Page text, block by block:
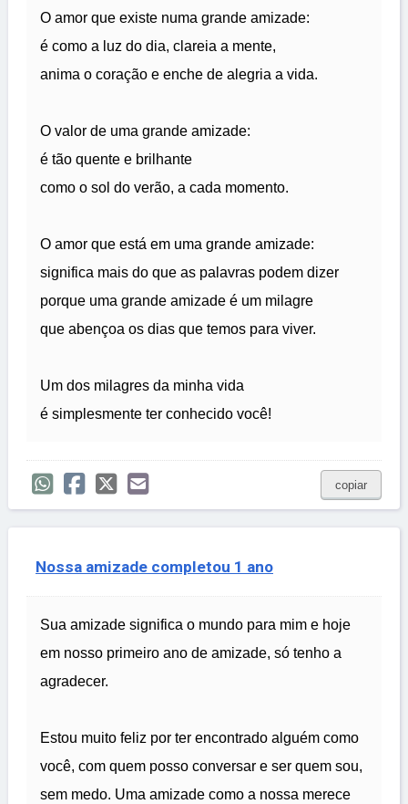
O amor que existe numa grande amizade:
é como a luz do dia, clareia a mente,
anima o coração e enche de alegria a vida.
O valor de uma grande amizade:
é tão quente e brilhante
como o sol do verão, a cada momento.
O amor que está em uma grande amizade:
significa mais do que as palavras podem dizer
porque uma grande amizade é um milagre
que abençoa os dias que temos para viver.
Um dos milagres da minha vida
é simplesmente ter conhecido você!
copiar
Nossa amizade completou 1 ano
Sua amizade significa o mundo para mim e hoje
em nosso primeiro ano de amizade, só tenho a
agradecer.
Estou muito feliz por ter encontrado alguém como
você, com quem posso conversar e ser quem sou,
sem medo. Uma amizade como a nossa merece